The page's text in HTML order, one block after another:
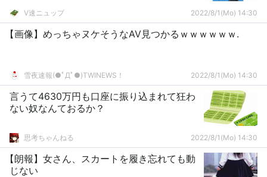
V速ニュップ 2022/8/1(Mo) 14:30
【画像】めっちゃヌケそうなAV見つかるｗｗｗｗｗｗ.
雪夜速報(●ﾟДﾟ●)TWINEWS！ 2022/8/1(Mo) 14:30
言うて4630万円も口座に振り込まれて狂わ
ない奴なんておるか？
思考ちゃんねる 2022/8/1(Mo) 14:30
【朗報】女さん、スカートを履き忘れても動
じない